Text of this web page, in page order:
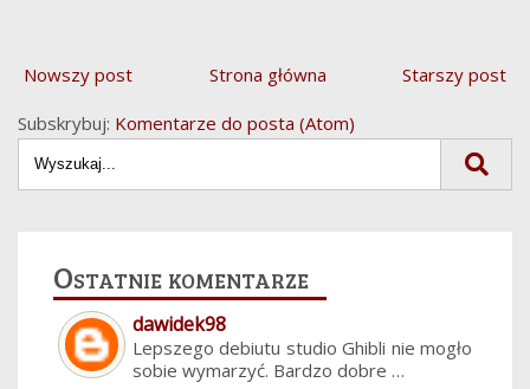
Nowszy post Starszy post
Strona główna
Subskrybuj: Komentarze do posta (Atom)
Ostatnie komentarze
dawidek98
Lepszego debiutu studio Ghibli nie mogło
sobie wymarzyć. Bardzo dobre …